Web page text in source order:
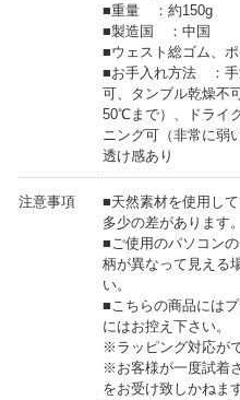
■重量 ：約150g
■製造国 ：中国
■ウェスト総ゴム、
■お手入れ方法 ：手
可、タンブル乾燥不
50℃まで）、ドライ
ニング可（非常に弱
透け感あり
注意事項
■天然素材を使用し
多少の差があります
■ご使用のパソコン
柄が異なって見える
い。
■こちらの商品には
にはお控え下さい。
※ラッピング対応が
※お客様が一度試着
をお受け致しかねます